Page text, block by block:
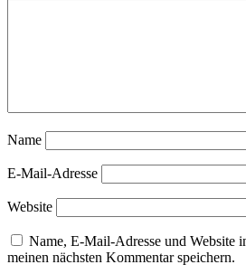
Name
E-Mail-Adresse
Website
Name, E-Mail-Adresse und Website
meinen nächsten Kommentar speichern.